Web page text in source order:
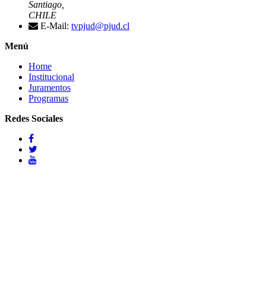
Santiago,
CHILE
E-Mail: tvpjud@pjud.cl
Menú
Home
Institucional
Juramentos
Programas
Redes Sociales